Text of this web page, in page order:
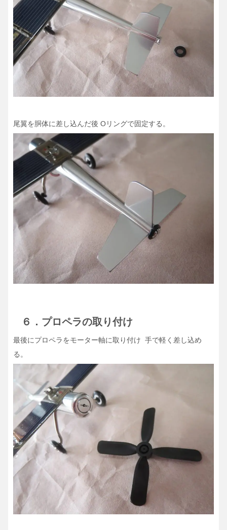
尾翼を胴体に差し込んだ後 Oリングで固定する。
６．プロペラの取り付け
最後にプロペラをモーター軸に取り付け 手で軽く差し込め
る。